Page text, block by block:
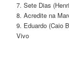
7. Sete Dias
8. Acredite na
9. Eduardo (Caio
Vivo